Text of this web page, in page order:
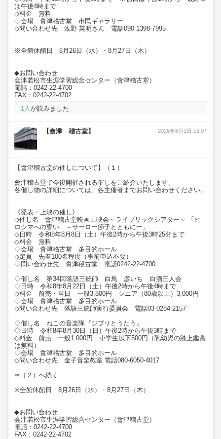
は午後4時まで
◇料金 無料
◇会場 會津稽古堂 市民ギャラリー
◇問い合わせ先 浅野 英明さん 電話090-1398-7995
※全館休館日 8月26日（水）・8月27日（木）
◆お問い合わせ
会津若松市生涯学習総合センター（會津稽古堂）
電話：0242-22-4700
FAX：0242-22-4702
1 人 が読みました
【會津 稽古堂】 2026年8月1日 15:07
【會津稽古堂の催しについて】（１）
會津稽古堂で今後開催される催しをご紹介いたします。
各催し物の詳細については、各主催者までお問い合わせください。
《発表・上映の催し》
◇催し名 會津稽古堂映画上映会～ライブリックシアター～ 「ヒ
ロシマへの誓い －サーロー節子とともにー」
◇日時 令和8年8月8日（土）午後2時から午後3時25分まで
◇料金 無料
◇会場 會津稽古堂 多目的ホール
◇定員 先着100名程度（事前申込不要）
◇問い合わせ先 會津稽古堂 電話0242-22-4700
◇催し名 第34回落語三銃師 白鳥 彦いち 白酒三人会
◇日時 令和8年8月22日（土）午後2時から午後4時まで
◇料金 前売・当日 一般3,800円 シニア（80歳以上）3,000円
◇会場 會津稽古堂 多目的ホール
◇問い合わせ先 落語三銃師実行委員会 電話03-0284-2157
◇催し名 ねこの音楽隊『ジブリとうたう』
◇日時 令和8年8月30日（日）午後2時から午後3時まで
◇料金 前売 一般1,000円 小学生以下500円（乳幼児の膝上鑑賞
は無料）
◇会場 會津稽古堂 多目的ホール
◇問い合わせ先 金子音楽教室 電話080-6050-4017
⇒（２）へ続く
※全館休館日 8月26日（水）・8月27日（木）
◆お問い合わせ
会津若松市生涯学習総合センター（會津稽古堂）
電話：0242-22-4700
FAX：0242-22-4702